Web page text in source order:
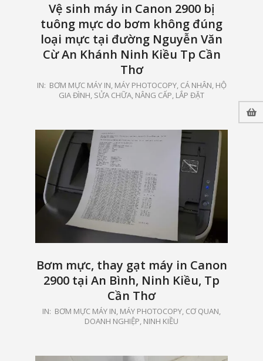
Vệ sinh máy in Canon 2900 bị
tuông mực do bơm không đúng
loại mực tại đường Nguyễn Văn
Cừ An Khánh Ninh Kiều Tp Cần
Thơ
2021-
IN: BƠM MỰC MÁY IN, MÁY PHOTOCOPY, CÁ NHÂN, HỘ
GIA ĐÌNH, SỬA CHỮA, NÂNG CẤP, LẮP ĐẶT
Bơm mực, thay gạt máy in Canon
2900 tại An Bình, Ninh Kiều, Tp
Cần Thơ
2021-
IN: BƠM MỰC MÁY IN, MÁY PHOTOCOPY CƠ QUAN,
DOANH NGHIỆP NINH KIỀU